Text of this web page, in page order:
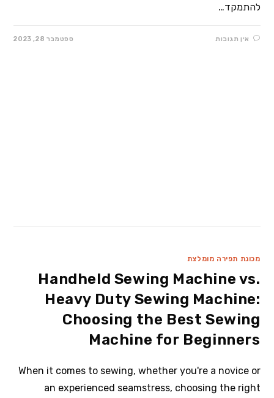
להתמקד…
אין תגובות ספטמבר 28, 2023
מכונת תפירה מומלצת
Handheld Sewing Machine vs.
Heavy Duty Sewing Machine:
Choosing the Best Sewing
Machine for Beginners
When it comes to sewing, whether you're a novice or
an experienced seamstress, choosing the right